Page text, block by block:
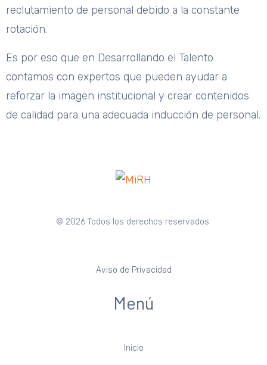
reclutamiento de personal debido a la constante
rotación.
Es por eso que en Desarrollando el Talento
contamos con expertos que pueden ayudar a
reforzar la imagen institucional y crear contenidos
de calidad para una adecuada inducción de personal.
© 2026 Todos los derechos reservados.
Aviso de Privacidad
Menú
Inicio